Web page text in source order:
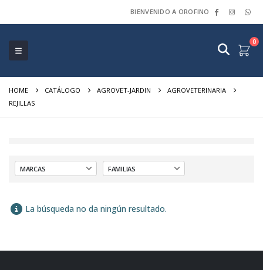
BIENVENIDO A OROFINO
0
HOME CATÁLOGO AGROVET-JARDIN
AGROVETERINARIA
REJILLAS
La búsqueda no da ningún resultado.